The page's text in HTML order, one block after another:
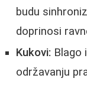
budu
doprinosi
Kukovi: Blago
održavanju